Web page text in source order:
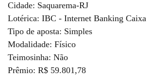
Cidade: Saquarema-RJ
Lotérica: IBC - Internet Banking Caixa
Tipo de aposta: Simples
Modalidade: Físico
Teimosinha: Não
Prêmio: R$ 59.801,78